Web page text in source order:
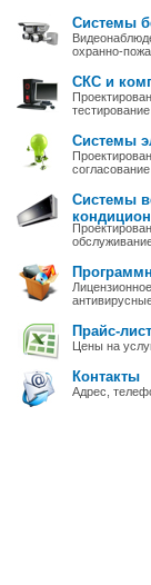
Системы
охранно-
СКС и
тестирование
Системы
согласование
Системы
Прайс-лист
Цены на
Контакты
Адрес,